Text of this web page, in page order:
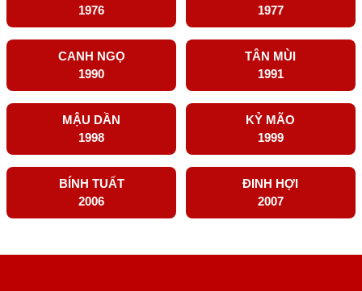
1976
1977
CANH NGỌ
1990
TÂN MÙI
1991
MẬU DẦN
1998
KỶ MÃO
1999
BÍNH TUẤT
2006
ĐINH HỢI
2007